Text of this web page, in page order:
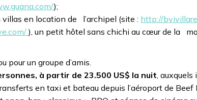
);
villas en location de l’archipel (site : http://
), un petit hôtel sans chichi au cœur de la
pour un groupe d’amis.
à partir de 23.500 US$ la nuit ,
en taxi et bateau depuis l’aéroport de Beef